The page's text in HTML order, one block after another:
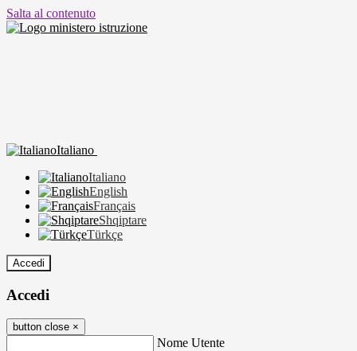
Salta al contenuto
Italiano
Italiano
English
Français
Shqiptare
Türkçe
Accedi
Accedi
button close ×
Nome Utente